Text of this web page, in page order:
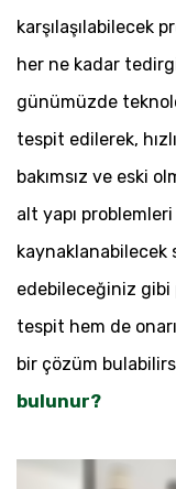
karşılaşılabilecek
her ne kadar
günümüzde
tespit edilerek,
bakımsız ve eski
alt yapı
kaynaklanabilecek
edebileceğiniz
tespit hem de
bir çözüm
bulunur?